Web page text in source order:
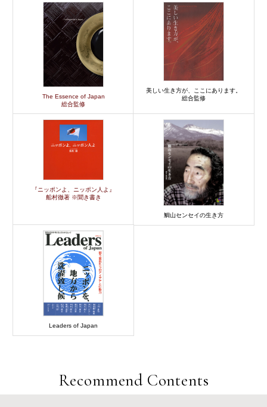
The Essence of Japan
総合監修
美しい生き方が、ここにあります。
総合監修
『ニッポンよ、ニッポン人よ』
船村徹著 ※聞き書き
鯛山センセイの生き方
Leaders of Japan
Recommend Contents